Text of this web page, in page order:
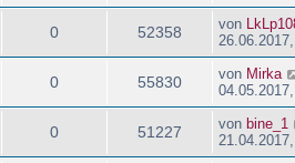
0 52358 von
0 55830 von Mirka
0 51227 von bine_1